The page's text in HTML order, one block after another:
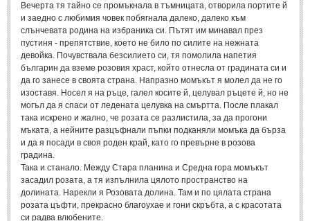
SMS-И
Любовни SMS-и (38)
Забавни SMS-и
SMS-и за приятели
МЪДРОСТИ
МЪДРОСТИ - КАТЕГОРИИ
Вечерта тя тайно се промъкнала в тъмницата, отворила портите й
и заедно с любимия човек побягнала далеко, далеко към
слънчевата родина на избраника си. Пътят им минавал през
пустиня - препятствие, което не било по силите на нежната
девойка. Почувствала безсилието си, тя помолила напетия
българин да вземе розовия храст, който отнесла от градината си и
да го занесе в своята страна. Напразно момъкът я молел да не го
изоставя. Носел я на ръце, галел косите й, целувал ръцете й, но не
могъл да я спаси от ледената целувка на смъртта. После плакал
така искрено и жално, че розата се разлистила, за да прогони
мъката, а нейните разцъфнали пъпки подканяли момъка да бърза
и да я посади в своя роден край, като го превърне в розова
градина.
Така и станало. Между Стара планина и Средна гора момъкът
засадил розата, а тя изпълнила цялото пространство на
долината. Нарекли я Розовата долина. Там и по цялата страна
розата цъфти, прекрасно благоухае и гони скръбта, а с красотата
си радва влюбените.